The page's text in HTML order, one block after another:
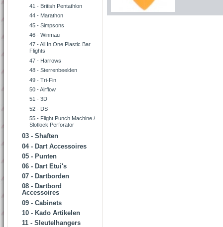
41 - British Pentathlon
44 - Marathon
45 - Simpsons
46 - Winmau
47 - All In One Plastic Bar
Flights
47 - Harrows
48 - Sterrenbeelden
49 - Tri-Fin
50 - Airflow
51 - 3D
52 - DS
55 - Flight Punch Machine /
Slotlock Perforator
03 - Shaften
04 - Dart Accessoires
05 - Punten
06 - Dart Etui's
07 - Dartborden
08 - Dartbord
Accessoires
09 - Cabinets
10 - Kado Artikelen
11 - Sleutelhangers